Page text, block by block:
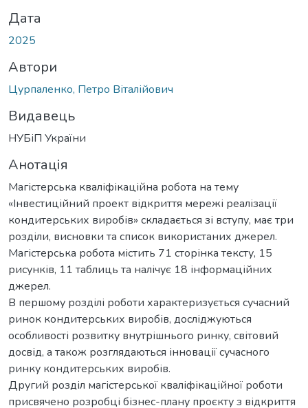
Дата
2025
Автори
Цурпаленко, Петро Віталійович
Видавець
НУБіП України
Анотація
Магістерська кваліфікаційна робота на тему
«Інвестиційний проект відкриття мережі реалізації
кондитерських виробів» складається зі вступу, має три
розділи, висновки та список використаних джерел.
Магістерська робота містить 71 сторінка тексту, 15
рисунків, 11 таблиць та налічує 18 інформаційних
джерел.
В першому розділі роботи характеризується сучасний
ринок кондитерських виробів, досліджуються
особливості розвитку внутрішнього ринку, світовий
досвід, а також розглядаються інновації сучасного
ринку кондитерських виробів.
Другий розділ магістерської кваліфікаційної роботи
присвячено розробці бізнес-плану проєкту з відкриття